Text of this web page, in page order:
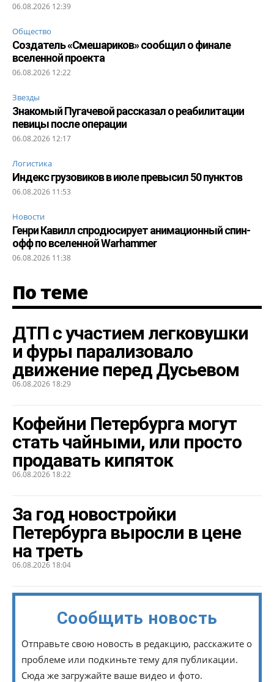
06.08.2026 12:39
Общество
Создатель «Смешариков» сообщил о финале
вселенной проекта
06.08.2026 12:22
Звезды
Знакомый Пугачевой рассказал о реабилитации
певицы после операции
06.08.2026 12:17
Логистика
Индекс грузовиков в июле превысил 50 пунктов
06.08.2026 11:53
Новости
Генри Кавилл спродюсирует анимационный спин-
офф по вселенной Warhammer
06.08.2026 11:38
По теме
ДТП с участием легковушки
и фуры парализовало
движение перед Дусьевом
06.08.2026 18:29
Кофейни Петербурга могут
стать чайными, или просто
продавать кипяток
06.08.2026 18:22
За год новостройки
Петербурга выросли в цене
на треть
06.08.2026 18:04
Сообщить новость
Отправьте свою новость в редакцию, расскажите о
проблеме или подкиньте тему для публикации.
Сюда же загружайте ваше видео и фото.